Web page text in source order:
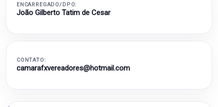
ENCARREGADO/DPO:
João Gilberto Tatim de Cesar
CONTATO:
camarafxvereadores@hotmail.com